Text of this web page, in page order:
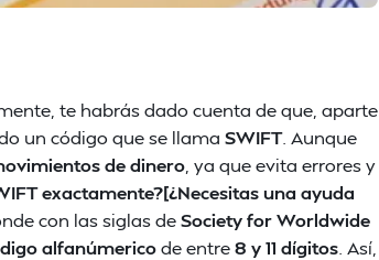
te habrás dado cuenta de que, aparte
un código que se llama SWIFT. Aunque
de dinero , ya que evita errores y
exactamente?[¿Necesitas una ayuda
con las siglas deSociety for Worldwide
alfanúmericode entre8 y 11 dígitos . Así,